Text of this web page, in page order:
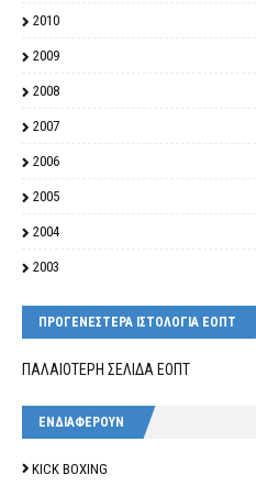
2010
2009
2008
2007
2006
2005
2004
2003
ΠΡΟΓΕΝΕΣΤΕΡΑ ΙΣΤΟΛΟΓΙΑ ΕΟΠΤ
ΠΑΛΑΙΟΤΕΡΗ ΣΕΛΙΔΑ ΕΟΠΤ
ΕΝΔΙΑΦΕΡΟΥΝ
KICK BOXING